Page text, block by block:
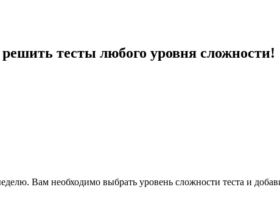
тесты любого уровня сложности!
Вам необходимо выбрать уровень сложности теста и